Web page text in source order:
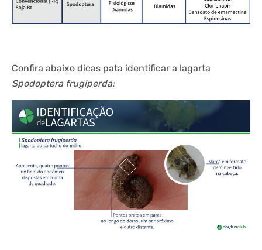
Confira abaixo dicas pata identificar a lagarta
Spodoptera frugiperda: